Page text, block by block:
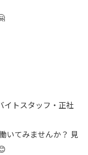
イトスタッフ・正社
いてみませんか？ 見